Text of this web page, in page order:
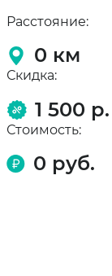
Расстояние:
0 км
Скидка:
1 500 р.
Стоимость:
0 руб.